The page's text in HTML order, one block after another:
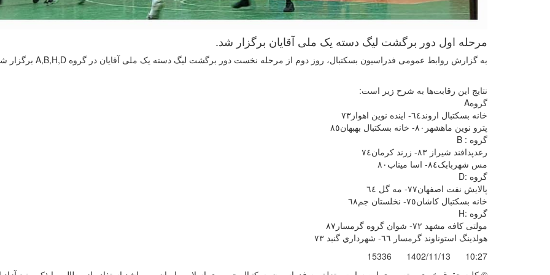
مرحله اول دور برگشت لیگ دسته یک ملی آقایان برگزار شد. ‌
به گزارش روابط عمومی فدراسیون بسکتبال، روز دوم از مرحله نخست دور برگشت لیگ دسته یک ملی آقایان در گروه A,B,H,D برگزار شد.
نتایج این رقابت‌ها به شرح زیر است:
گروهA
خانه بسکتبال اروند٦٤- اینده نوین اهواز٧٣
پترو نوین ماهشهر٨٠- خانه بسكتبال بهبهان٨٥
گروه : B
رعدپدافند شيراز ٨٣- زرند كرمان٧٤
مس شهربابک٨٤- اسا ميناب٨٠
گروه :D
پالایش نفت اصفهان٧٧- مه گل ٦٤
خانه بسکتبال كاشان٧٥- نخلستان جم٦٨
گروه :H
مولتی کافه مشهد ۷۲- شوان گروه گرمسار۸۷
هولدینگ استوناوند گرمسار ٦٦- شهرداري گنبد ٧٣
10:27
1402/11/13
15336